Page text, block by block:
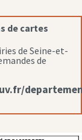
de cartes
de Seine-et-
de